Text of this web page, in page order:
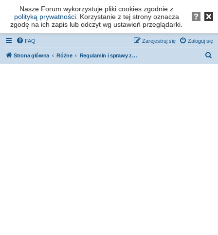
Forum os. Stefana Batorego - Poznań
FAQ Zaloguj się
Zarejestruj się
Strona główna Różne Regulamin i sprawy związane z działaniem forum
Nasze Forum wykorzystuje pliki cookies zgodnie z
polityką prywatności. Korzystanie z tej strony oznacza
zgodę na ich zapis lub odczyt wg ustawień przeglądarki.